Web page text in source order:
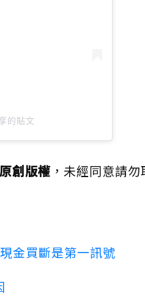
的貼文
創版權 ，未經同意請
金買斷是第一訊號